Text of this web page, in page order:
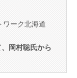
ーク北海道
岡村聡氏から